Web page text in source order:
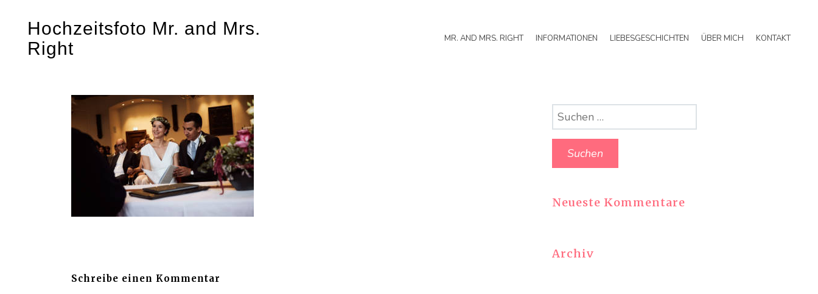
content
Hochzeitsfoto Mr. and Mrs.
Right
MR. AND MRS. RIGHT INFORMATIONEN LIEBESGESCHICHTEN ÜBER MICH KONTAKT
Schreibe einen Kommentar
Suchen
nach:
Neueste Kommentare
Archiv